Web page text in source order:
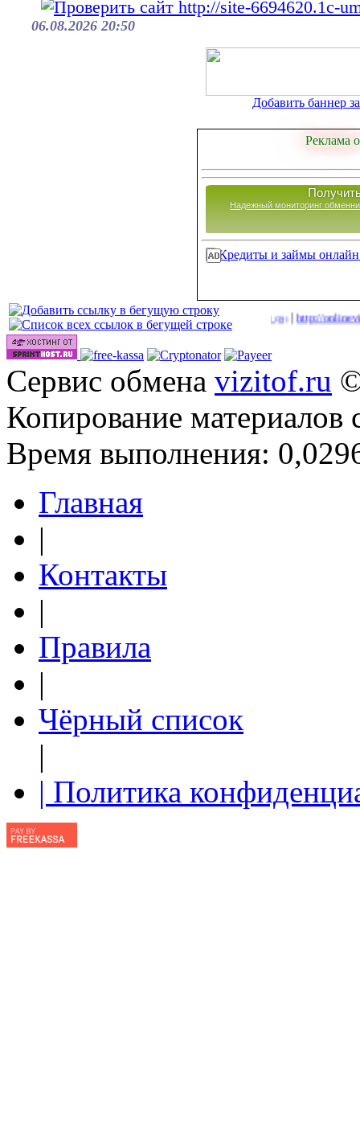
06.08.2026 20:50
Добавить баннер
Реклама
Надежный мониторинг
videos/(43)|http://onlinevideos.cc/tops/out.php http://onlinevideos.cc/
Сервис обмена vizitof.ru
Копирование материалов
Время выполнения:
Главная
|
Контакты
|
Правила
|
Чёрный список
|
| Политика